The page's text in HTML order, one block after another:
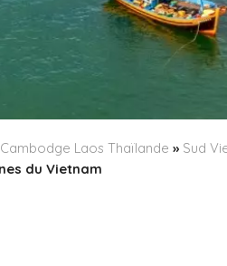
Laos Thaïlande » Sud
du Vietnam